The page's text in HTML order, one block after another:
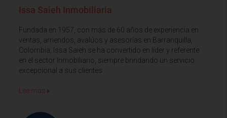
Issa Saieh Inmobiliaria
Fundada en 1957, con más de 60 años de experiencia en
ventas, arriendos, avalúos y asesorías en Barranquilla,
Colombia, Issa Saieh se ha convertido en líder y referente
en el sector Inmobiliario, siempre brindando un servicio
excepcional a sus clientes
Lee mas